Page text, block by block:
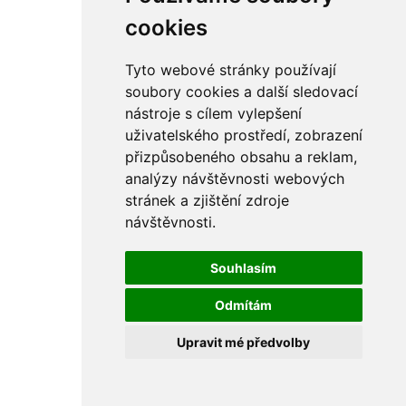
cookies
Tyto webové stránky používají
soubory cookies a další sledovací
nástroje s cílem vylepšení
uživatelského prostředí, zobrazení
přizpůsobeného obsahu a reklam,
analýzy návštěvnosti webových
stránek a zjištění zdroje
návštěvnosti.
Souhlasím
Odmítám
Upravit mé předvolby
řetězy
ostatní části
sekundární
sání
sedla
spojovací materiál
matice
podložky
pojistné kroužky
šrouby
výbava
výfuky a kolena
bowdeny a lanka
filtry
gufera